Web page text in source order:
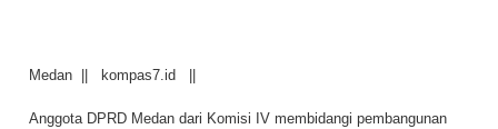
Medan || kompas7.id ||
Anggota DPRD Medan dari Komisi IV membidangi pembangunan